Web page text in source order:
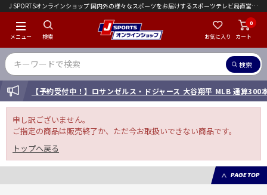
J SPORTSオンラインショップ 国内外の様々なスポーツをお届けするスポーツテレビ局直営店｜会員限定初回ご注文送料無料キャンペーン実施中！
メニュー 検索 お気に入り カート
0
検索
INFORMATION【予約受付中！】ロサンゼルス・ドジャース 大谷翔平 MLB 通算300
申し訳ございません。
ご指定の商品は販売終了か、ただ今お取扱いできない商品です。
トップへ戻る
PAGE TOP